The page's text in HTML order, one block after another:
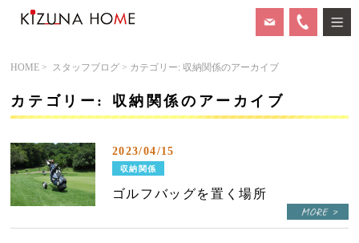
HOME > スタッフブログ > カテゴリー: 収納関係のアーカイブ
カテゴリー: 収納関係のアーカイブ
2023/04/15
収納関係
ゴルフバッグを置く場所